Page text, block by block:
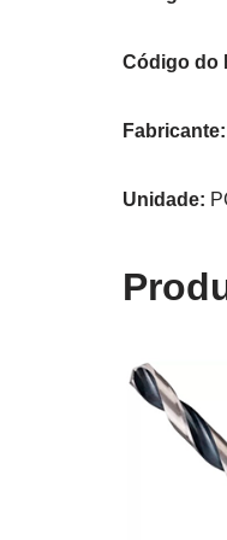
Código do
Fabricante:
Unidade: